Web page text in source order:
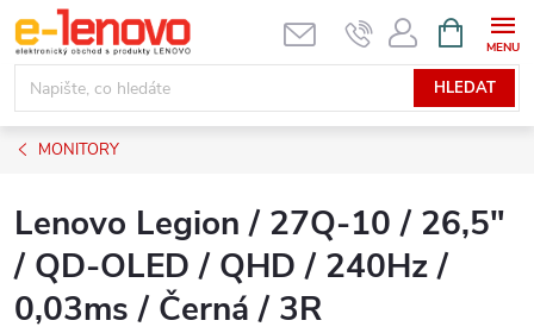
Přejít
na
obsah
HLEDAT
NÁKUPNÍ
KOŠÍK
MONITORY
Lenovo Legion / 27Q-10 / 26,5"
/ QD-OLED / QHD / 240Hz /
0,03ms / Černá / 3R